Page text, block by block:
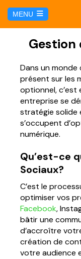
MENU
SERVICIOS
Hosting y
Gestión
Brand Book
Soporte
PÁGINAS
Página
Página
Página
Página
Página
BLOG
Gestion
Dans un
présent sur les
optionnel, c’est
entreprise se
stratégie solide
s’occupent
numérique.
Qu’est-ce
Sociaux?
C’est le
optimiser vos
Facebook,
bâtir une
d’accroître
création de
votre audience